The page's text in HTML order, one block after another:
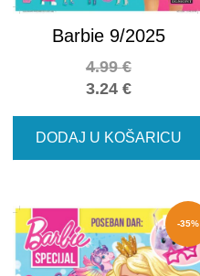
Barbie 9/2025
3.24 €
4.99€
DODAJ U KOŠARICU
-35%